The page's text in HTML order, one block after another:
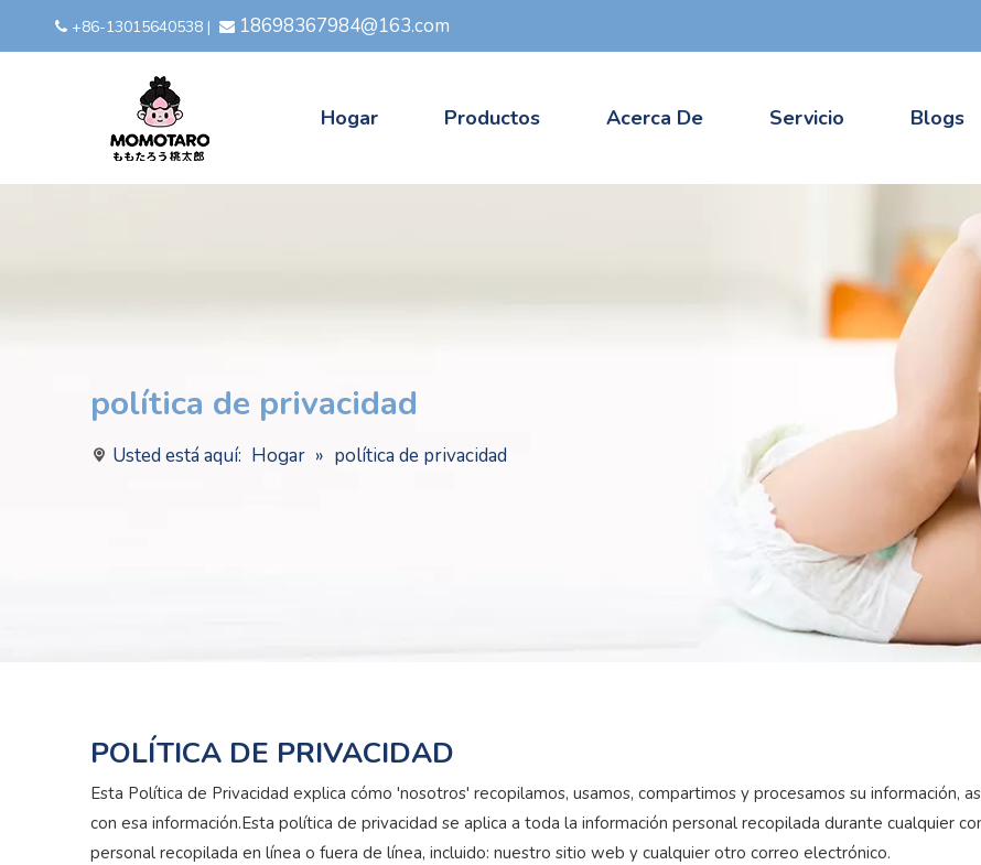
 +86-13015640538 |  18698367984@163.com
Hogar Productos Acerca De Servicio Blogs
política de privacidad
Usted está aquí: Hogar » política de privacidad
POLÍTICA DE PRIVACIDAD
Esta Política de Privacidad explica cómo 'nosotros' recopilamos, usamos, compartimos y procesamos su información,
con esa información.Esta política de privacidad se aplica a toda la información personal recopilada durante cualquier
personal recopilada en línea o fuera de línea, incluido: nuestro sitio web y cualquier otro correo electrónico.